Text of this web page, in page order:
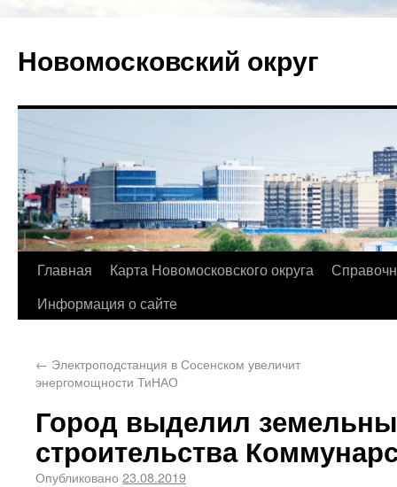
Новомосковский округ
Главная Карта Новомосковского округа
Информация о сайте
← Электроподстанция в Сосенском увеличит
энергомощности ТиНАО
Город выделил
строительства
Опубликовано 23.08.2019